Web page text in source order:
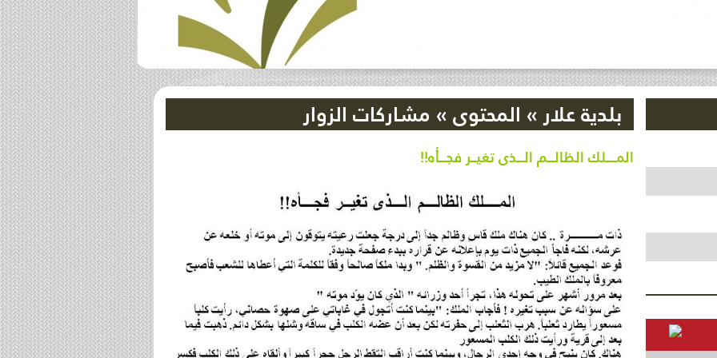
بلدية علار» المحتوى» مشاركات الزوار
المــــلك الظالـــم الـــذى تغيــر فجـــأه!!